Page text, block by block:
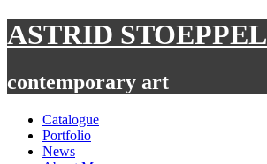
Skip
to
ASTRID STOEPPEL
contemporary art
Catalogue
Portfolio
News